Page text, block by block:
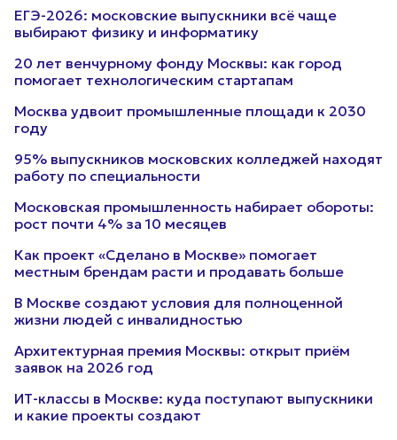
ЕГЭ-2026: московские выпускники всё чаще
выбирают физику и информатику
20 лет венчурному фонду Москвы: как город
помогает технологическим стартапам
Москва удвоит промышленные площади к 2030
году
95% выпускников московских колледжей находят
работу по специальности
Московская промышленность набирает обороты:
рост почти 4% за 10 месяцев
Как проект «Сделано в Москве» помогает
местным брендам расти и продавать больше
В Москве создают условия для полноценной
жизни людей с инвалидностью
Архитектурная премия Москвы: открыт приём
заявок на 2026 год
ИТ-классы в Москве: куда поступают выпускники
и какие проекты создают